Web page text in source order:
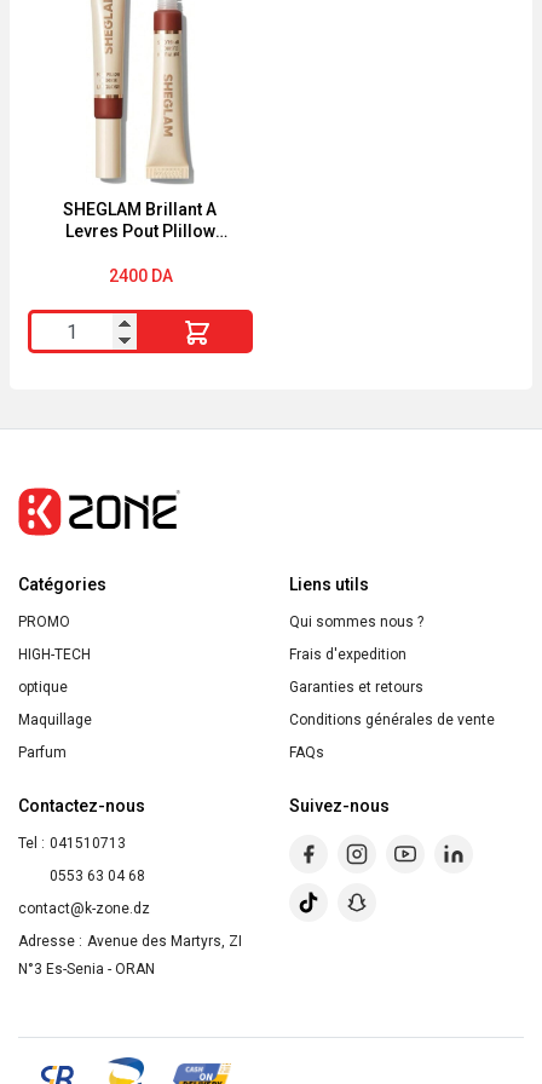
PURIFIANTES"
"PUREACTIVE"
SHEGLAM Brillant A
Levres Pout PIillow
2400 DA
quantité
de
Levres
Pout
Cushion
CAT
NAP
Catégories
PROMO
HIGH-TECH
optique
Maquillage
Parfum
Liens utils
Qui sommes nous ?
Frais d'expedition
Garanties et retours
Conditions générales de vente
FAQs
Contactez-nous
Tel : 041510713
0553 63 04 68
contact@k-zone.dz
Adresse : Avenue des Martyrs, ZI
N°3 Es-Senia - ORAN
Suivez-nous